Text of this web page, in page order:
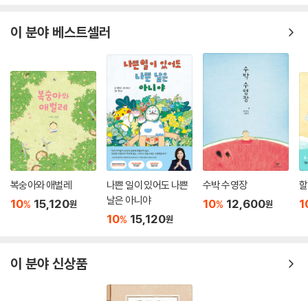
함께하던 일을 하나씩 혼자서 해내야 하지요. 아이가 처음으로 어떤 것을
혼자 하게 되면 아이만큼이나 부모님도 걱정이 많아집니다. 아이가 처음을
보다 편안하고 안전하게 맞게 하려면 어떻게 준비해야 하는지 어느 만큼
도와주어야 할지 말이지요.
《아이 마음 그림책》은 이런 부모님의 마음을 담아 아이들의 불안한 마음을
토닥토닥 어루만지고, 두려움을 설렘과 기대로 바꿔 주는 시리즈입니다.
엄마에게는 평펌한 일상이라도 아이에게는 '처음'입니다. 이 그림책은 일
상 속에서 아이가 '처음 혼자서' 무언가를 해내는 날을 담았습니다. 1~5권
에서는 학교에 가기 전 준비해야 하는 독립 수면, 옷 입기, 심부름, 목욕, 밥
먹기 등의 일상의 생활 기술을, 6~10권에서는 입학과 함께 점점 더 커지
는 생활 반경에서 아이가 알아야 할 학교, 친구 사귀기, 안전 규칙, 공공예
절, 방 정리하기 등의 사회화 기술을 담았습니다.
이 분야 베스트셀러
복숭아와 애벌레
10% 15,120원
나쁜 일이 있어도 나쁜
날은 아니야
10% 15,120원
수박 수영장
10% 12,600원
이 분야 신상품